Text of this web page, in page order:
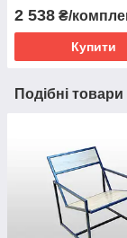
2 538 ₴/
Купити
Подібні товари